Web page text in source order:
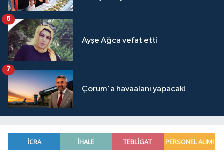
Ayşe Ağca vefat etti
6
Çorum'a havaalanı yapacak!
7